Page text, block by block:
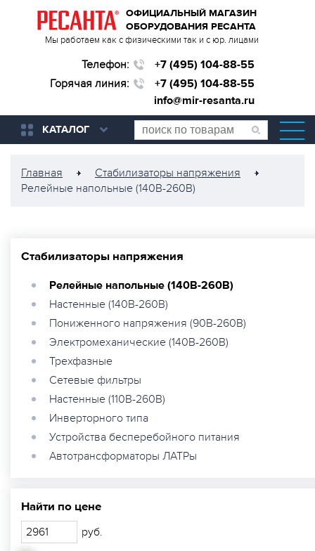
ОФИЦИАЛЬНЫЙ МАГАЗИН
ОБОРУДОВАНИЯ РЕСАНТА
Мы работаем как с физическими так и с юр. лицами
Телефон:
+7 (495) 104-88-55
Горячая линия:
+7 (495) 104-88-55
info@mir-resanta.ru
КАТАЛОГ
Главная
Стабилизаторы напряжения
Релейные напольные (140В-260В)
Стабилизаторы напряжения
Релейные напольные (140В-260В)
Настенные (140В-260В)
Пониженного напряжения (90В-260В)
Электромеханические (140В-260В)
Трехфазные
Сетевые фильтры
Настенные (110В-260В)
Инверторного типа
Устройства бесперебойного питания
Автотрансформаторы ЛАТРы
Найти по цене
руб.